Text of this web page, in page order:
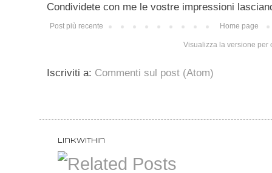
Condividete con me le vostre impressioni
Post più recente Home page
Visualizza la versione per
Iscriviti a: Commenti sul post (Atom)
LinkWithin